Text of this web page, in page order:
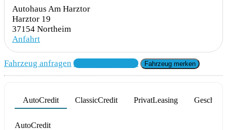
Autohaus Am Harztor
Harztor 19
37154 Northeim
Anfahrt
Fahrzeug anfragen Fahrzeug drucken Fahrzeug merken
AutoCredit ClassicCredit PrivatLeasing
AutoCredit